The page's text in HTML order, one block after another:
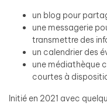
un blog pour
une messagerie
transmettre des
un calendrier des
une médiathèque
courtes à
Initié en 2021 avec